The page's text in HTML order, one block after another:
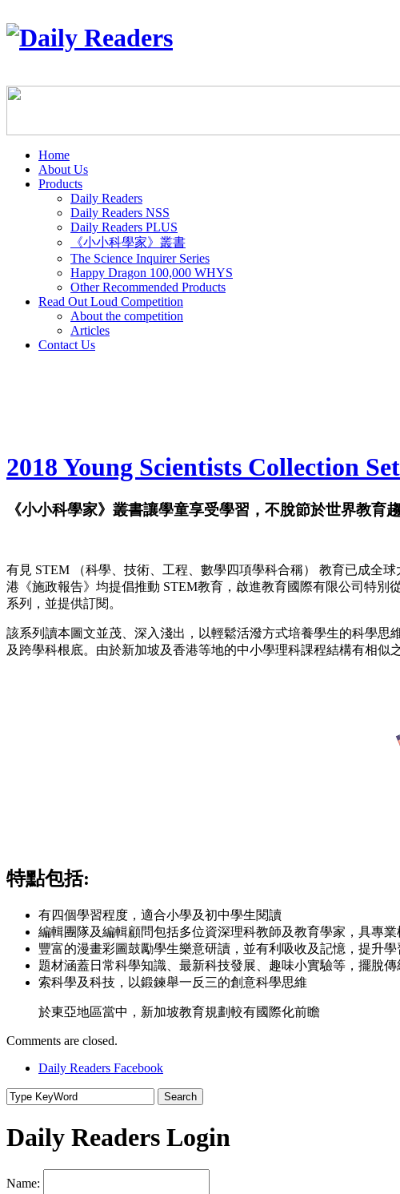
Home
About Us
Products
Daily Readers
Daily Readers NSS
Daily Readers PLUS
《小小科學家》叢書
The Science Inquirer Series
Happy Dragon 100,000 WHYS
Other Recommended Products
Read Out Loud Competition
About the competition
Articles
Contact Us
2018 Young Scientists Collection
《小小科學家》叢書讓學童享受學習，不脫節於世界教育趨
有見 STEM （科學、技術、工程、數學四項學科合稱） 教育已成全
港《施政報告》均提倡推動 STEM教育，啟進教育國際有限公司特別
系列，並提供訂閱。
該系列讀本圖文並茂、深入淺出，以輕鬆活潑方式培養學生的科學思
及跨學科根底。由於新加坡及香港等地的中小學理科課程結構有相似
特點包括:
有四個學習程度，適合小學及初中學生閱讀
編輯團隊及編輯顧問包括多位資深理科教師及教育學家，具專業
豐富的漫畫彩圖鼓勵學生樂意研讀，並有利吸收及記憶，提升學
題材涵蓋日常科學知識、最新科技發展、趣味小實驗等，擺脫
索科學及科技，以鍛鍊舉一反三的創意科學思維
於東亞地區當中，新加坡教育規劃較有國際化前瞻
Comments are closed.
Daily Readers Facebook
Search
Daily Readers Login
Name: